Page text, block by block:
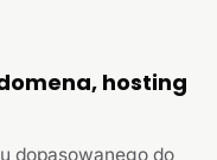
hosting
dopasowanego do